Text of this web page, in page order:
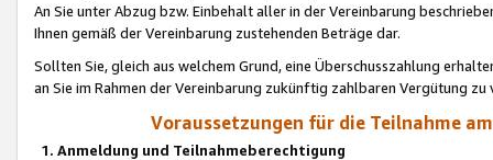
An Sie unter Abzug bzw. Einbehalt aller in der Vereinbarung
Ihnen gemäß der Vereinbarung zustehenden Beträge dar.
Sollten Sie, gleich aus welchem Grund, eine Überschusszahlung
an Sie im Rahmen der Vereinbarung zukünftig zahlbaren Vergütung zu
Voraussetzungen für die Teilnahme
1. Anmeldung und Teilnahmeberechtigung